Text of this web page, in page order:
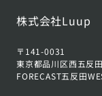
株式会社Luup
〒141-0031
東京都品川区西五反
FORECAST五反田